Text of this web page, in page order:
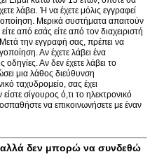
λάβει. Ή να έχετε μόλις εγγραφεί
Μερικά συστήματα απαιτούν
από εσάς είτε από τον διαχειριστή
την εγγραφή σας, πρέπει να
Αν έχετε λάβει ένα
Αν δεν έχετε λάβει το
μια λάθος διεύθυνση
ταχυδρομείο, σας έχει
σίγουρος ό,τι το ηλεκτρονικό
να επικοινωνήσετε με έναν
δεν μπορώ να συνδεθώ